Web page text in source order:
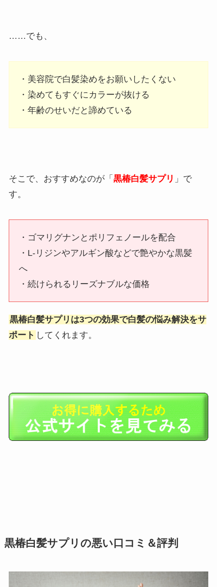
……でも、
・美容院で白髪染めをお願いしたくない
・染めてもすぐにカラーが抜ける
・年齢のせいだと諦めている
そこで、おすすめなのが「 黒椿白髪サプリ 」で
す。
・ゴマリグナンとポリフェノールを配合
・L-リジンやアルギン酸などで艶やかな黒髪
へ
・続けられるリーズナブルな価格
黒椿白髪サプリは3つの効果で白髪の悩み解決をサ
ポート してくれます。
黒椿白髪サプリの悪い口コミ＆評判